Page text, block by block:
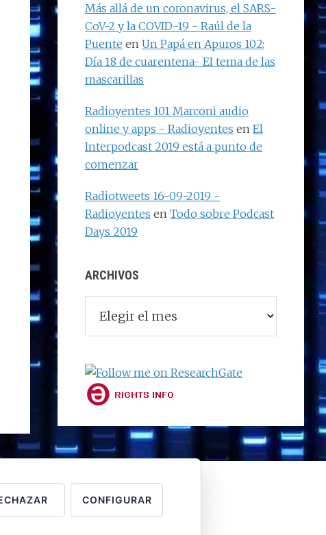
Más allá de un coronavirus, el SARS-
CoV-2 y la COVID-19 - Raúl de la
Puente en Un Papá en Apuros 102:
Día 18 de cuarentena- El tema de las
mascarillas
Radioyentes 101 Marconi audio
online y apps - Radioyentes en El
Interpodcast 2019 está a punto de
comenzar
Radiotweets 16-09-2019 -
Radioyentes en Todo sobre Podcast
Days 2019
ARCHIVOS
CONFIGURAR